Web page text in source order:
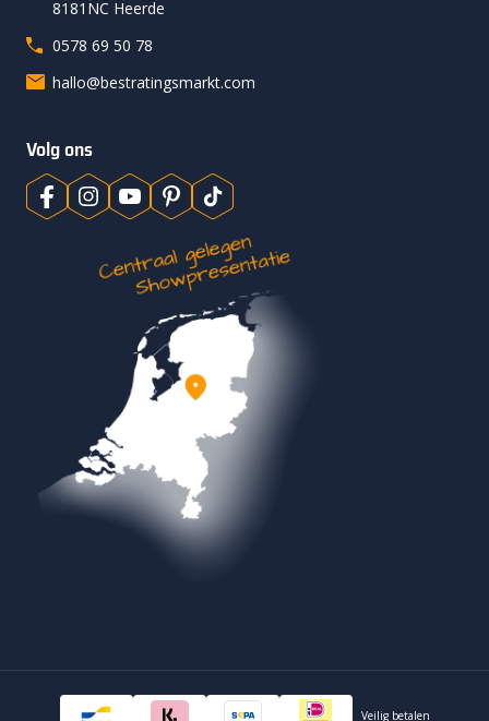
8181NC Heerde
0578 69 50 78
hallo@bestratingsmarkt.com
Volg ons
Veilig betalen